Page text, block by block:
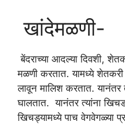
खांदेमळणी-
बेंदराच्या आदल्या दिवशी,
मळणी करतात. यामध्ये शेतकरी
लावून मालिश करतात. यानंतर
घालतात. यानंतर त्यांना
खिचड्यामध्ये पाच वेगवेगळ्या